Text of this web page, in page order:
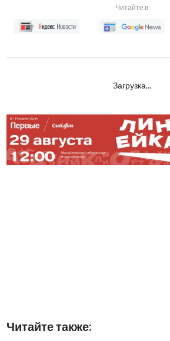
Читайте в
Загрузка...
Читайте также: